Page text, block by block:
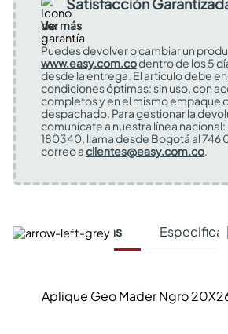
Ver más
Puedes devolver o cambiar un
www.easy.com.codentro de los 5
desde la entrega. El artículo debe
condiciones óptimas: sin uso, con
completos y en el mismo empaque
despachado. Para gestionar la
comunícate a nuestra línea
180340, llama desde Bogotá al 746
correo aclientes@easy.com.co.
Características
Aplique Geo Mader Ngro